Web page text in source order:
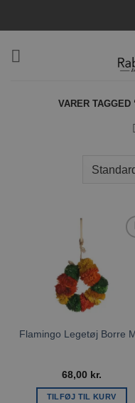
VARER TAGGED
Flamingo Legetøj Borre
68,00 kr.
TILFØJ TIL KURV